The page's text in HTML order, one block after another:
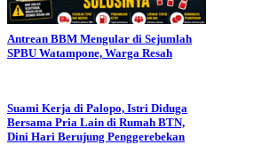
Antrean BBM Mengular di Sejumlah
SPBU Watampone, Warga Resah
Suami Kerja di Palopo, Istri Diduga
Bersama Pria Lain di Rumah BTN,
Dini Hari Berujung Penggerebekan